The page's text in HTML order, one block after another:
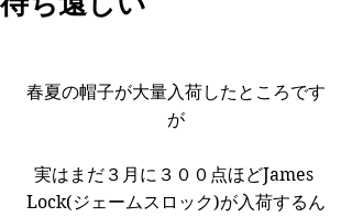
春夏の帽子が大量入荷したところです
が
実はまだ３月に３００点ほどJames
Lock(ジェームスロック)が入荷するん